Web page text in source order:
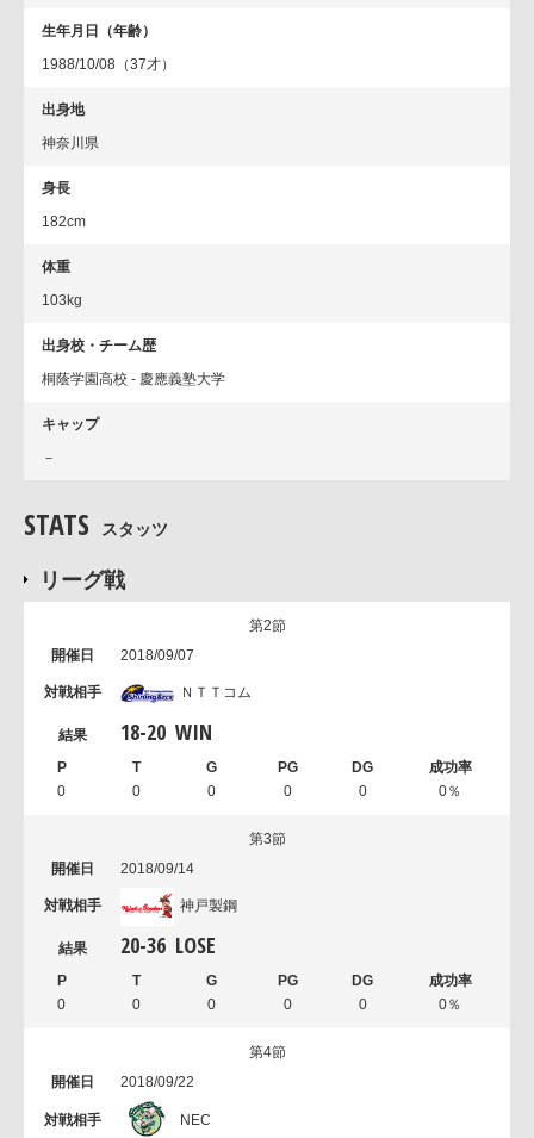
生年月日（年齢）
1988/10/08（37才）
出身地
神奈川県
身長
182cm
体重
103kg
出身校・チーム歴
桐蔭学園高校 - 慶應義塾大学
キャップ
－
STATS スタッツ
リーグ戦
第2節
2018/09/07
ＮＴＴコム
18-20 WIN
0 0 0 0 0 0％
第3節
2018/09/14
神戸製鋼
20-36 LOSE
0 0 0 0 0 0％
第4節
2018/09/22
NEC